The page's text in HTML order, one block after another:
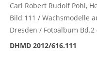
Carl Robert Rudolf Pohl,
Bild 111 / Wachsmodelle
Dresden / Fotoalbum Bd.2
DHMD 2012/616.111